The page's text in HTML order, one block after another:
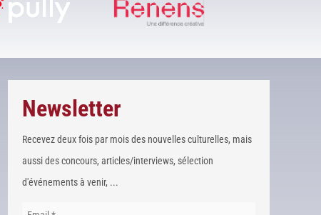
Newsletter
Recevez deux fois par mois des nouvelles culturelles, mais
aussi des concours, articles/interviews, sélection
d'événements à venir, ...